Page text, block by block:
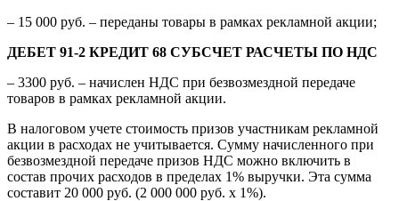
– 15 000 руб. – переданы товары в рамках рекламной акции;
ДЕБЕТ 91-2 КРЕДИТ 68 СУБСЧЕТ РАСЧЕТЫ ПО НДС
– 3300 руб. – начислен НДС при безвозмездной передаче
товаров в рамках рекламной акции.
В налоговом учете стоимость призов участникам рекламной
акции в расходах не учитывается. Сумму начисленного при
безвозмездной передаче призов НДС можно включить в
состав прочих расходов в пределах 1% выручки. Эта сумма
составит 20 000 руб. (2 000 000 руб. х 1%).